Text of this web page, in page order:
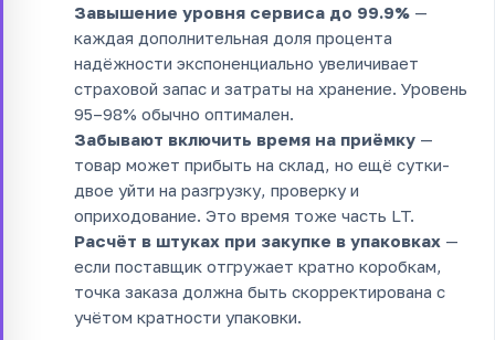
Завышение уровня сервиса до 99.9% —
каждая дополнительная доля процента
надёжности экспоненциально увеличивает
страховой запас и затраты на хранение. Уровень
95–98% обычно оптимален.
Забывают включить время на приёмку —
товар может прибыть на склад, но ещё сутки-
двое уйти на разгрузку, проверку и
оприходование. Это время тоже часть LT.
Расчёт в штуках при закупке в упаковках —
если поставщик отгружает кратно коробкам,
точка заказа должна быть скорректирована с
учётом кратности упаковки.